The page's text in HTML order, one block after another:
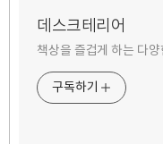
데스크테리어
책상을 즐겁게 하는 다
구독하기